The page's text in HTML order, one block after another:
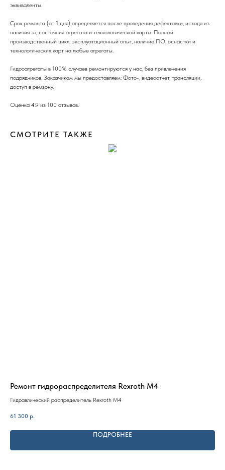
эквиваленты.
Срок ремонта (от 1 дня) определяется после проведения дефектовки, исходя из
наличия зч, состояния агрегата и технологической карты. Полный
производственный цикл, эксплуатационный опыт, наличие ПО, оснастки и
технологических карт на любые агрегаты.
Гидроагрегаты в 100% случаев ремонтируются у нас, без привлечения
подрядчиков. Заказчикам мы предоставляем: Фото-, видеоотчет, трансляции,
доступ в ремзону.
Оценка 4.9 из 100 отзывов.
СМОТРИТЕ ТАКЖЕ
Ремонт гидрораспределителя Rexroth M4
Гидравлический распределитель Rexroth M4
61 300 р.
ПОДРОБНЕЕ